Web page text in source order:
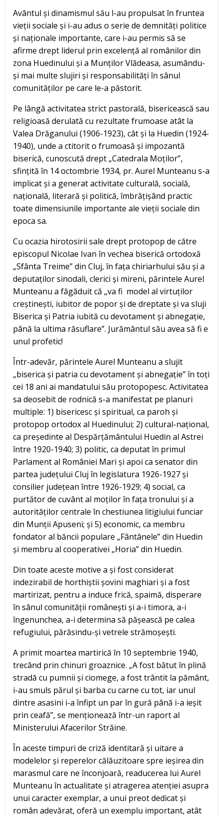
Avântul și dinamismul său l-au propulsat în fruntea
vieții sociale și i-au adus o serie de demnități politice
și naționale importante, care i-au permis să se
afirme drept liderul prin excelență al românilor din
zona Huedinului și a Munților Vlădeasa, asumându-
și mai multe slujiri și responsabilități în sânul
comunităților pe care le-a păstorit.
Pe lângă activitatea strict pastorală, bisericească sau
religioasă derulată cu rezultate frumoase atât la
Valea Drăganului (1906-1923), cât și la Huedin (1924-
1940), unde a ctitorit o frumoasă și impozantă
biserică, cunoscută drept „Catedrala Moților”,
sfințită în 14 octombrie 1934, pr. Aurel Munteanu s-a
implicat și a generat activitate culturală, socială,
națională, literară și politică, îmbrățișând practic
toate dimensiunile importante ale vieții sociale din
epoca sa.
Cu ocazia hirotosirii sale drept protopop de către
episcopul Nicolae Ivan în vechea biserică ortodoxă
„Sfânta Treime” din Cluj, în fața chiriarhului său și a
deputaților sinodali, clerici și mireni, părintele Aurel
Munteanu a făgăduit că „va fi model al virtuților
creștinești, iubitor de popor și de dreptate și va sluji
Biserica și Patria iubită cu devotament și abnegație,
până la ultima răsuflare”. Jurământul său avea să fi e
unul profetic!
Într-adevăr, părintele Aurel Munteanu a slujit
„biserica și patria cu devotament și abnegație” în toți
cei 18 ani ai mandatului său protopopesc. Activitatea
sa deosebit de rodnică s-a manifestat pe planuri
multiple: 1) bisericesc și spiritual, ca paroh și
protopop ortodox al Huedinului; 2) cultural-național,
ca președinte al Despărțământului Huedin al Astrei
între 1920-1940; 3) politic, ca deputat în primul
Parlament al României Mari și apoi ca senator din
partea județului Cluj în legislatura 1926-1927 și
consilier județean între 1926-1929; 4) social, ca
purtător de cuvânt al moților în fața tronului și a
autorităților centrale în chestiunea litigiului funciar
din Munții Apuseni; și 5) economic, ca membru
fondator al băncii populare „Fântânele” din Huedin
și membru al cooperativei „Horia” din Huedin.
Din toate aceste motive a și fost considerat
indezirabil de horthiștii șovini maghiari și a fost
martirizat, pentru a induce frică, spaimă, disperare
în sânul comunității românești și a-i timora, a-i
îngenunchea, a-i determina să pășească pe calea
refugiului, părăsindu-și vetrele strămoșești.
A primit moartea martirică în 10 septembrie 1940,
trecând prin chinuri groaznice. „A fost bătut în plină
stradă cu pumnii și ciomege, a fost trântit la pământ,
i-au smuls părul și barba cu carne cu tot, iar unul
dintre asasini i-a înfipt un par în gură până i-a ieșit
prin ceafă”, se menționează într-un raport al
Ministerului Afacerilor Străine.
În aceste timpuri de criză identitară și uitare a
modelelor și reperelor călăuzitoare spre ieșirea din
marasmul care ne înconjoară, readucerea lui Aurel
Munteanu în actualitate și atragerea atenției asupra
unui caracter exemplar, a unui preot dedicat și
român adevărat, oferă un exemplu important, atât